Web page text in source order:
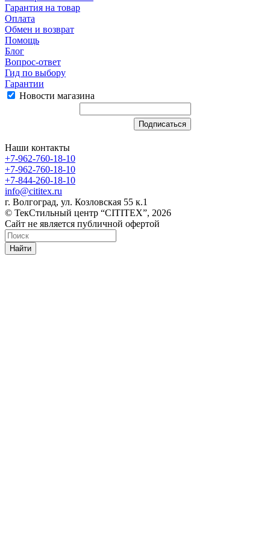
Гарантия на товар
Оплата
Обмен и возврат
Помощь
Блог
Вопрос-ответ
Гид по выбору
Гарантии
Новости магазина
Наши контакты
+7-962-760-18-10
+7-962-760-18-10
+7-844-260-18-10
info@cititex.ru
г. Волгоград, ул. Козловская 55 к.1
© ТекСтильный центр “CITITEX”, 2026
Сайт не является публичной офертой
Найти